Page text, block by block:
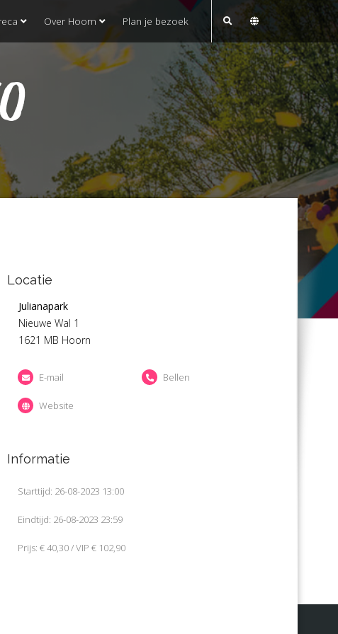
Over Hoorn Plan je bezoek
Locatie
Julianapark
Nieuwe Wal 1
1621 MB Hoorn
E-mail Bellen
Website
Informatie
Starttijd: 26-08-2023 13:00
Eindtijd: 26-08-2023 23:59
Prijs: € 40,30 / VIP € 102,90